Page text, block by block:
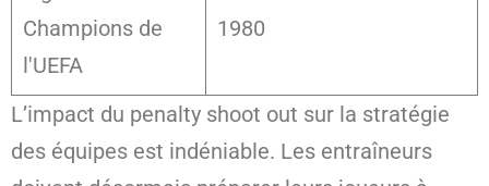
Champions de
l'UEFA
1980
L’impact du penalty shoot out sur la stratégie
des équipes est indéniable. Les entraîneurs